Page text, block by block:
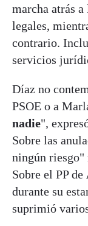
marcha atrás
legales,
contrario.
servicios
Díaz no
PSOE o a
nadie",
Sobre las
ningún riesgo"
Sobre el PP de
durante su
suprimió